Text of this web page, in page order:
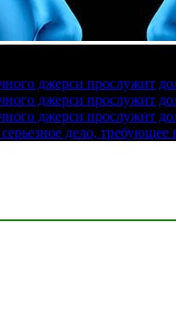
джерси прослужит
джерси прослужит
джерси прослужит
дело, требующее